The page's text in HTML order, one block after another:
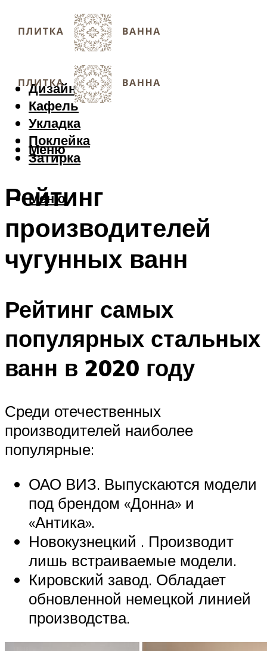
Дизайн
Кафель
Укладка
Поклейка
Затирка
Меню
Меню
Рейтинг
производителей
чугунных ванн
Рейтинг самых
популярных стальных
ванн в 2020 году
Среди отечественных
производителей наиболее
популярные:
ОАО ВИЗ. Выпускаются модели
под брендом «Донна» и
«Антика».
Новокузнецкий . Производит
лишь встраиваемые модели.
Кировский завод. Обладает
обновленной немецкой линией
производства.